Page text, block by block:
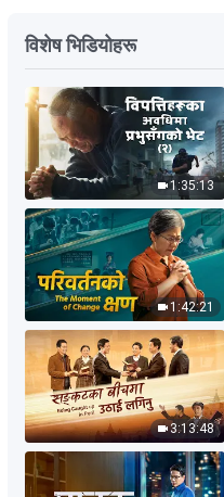
4:16
6:47
4:44
4:48
विशेष भिडियोहरू
1:35:13
1:42:21
3:13:48